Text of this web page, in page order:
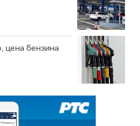
цена бензина